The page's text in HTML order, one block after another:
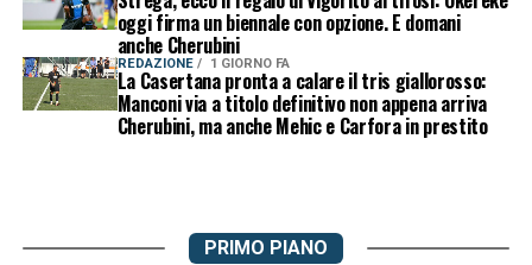
oggi firma un biennale con opzione. E domani
anche Cherubini
REDAZIONE 1 GIORNO FA
La Casertana pronta a calare il tris giallorosso:
Manconi via a titolo definitivo non appena arriva
Cherubini, ma anche Mehic e Carfora in prestito
PRIMO PIANO